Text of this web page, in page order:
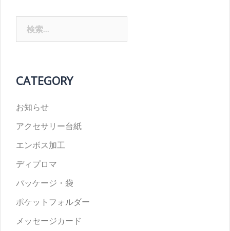
CATEGORY
お知らせ
アクセサリー台紙
エンボス加工
ディプロマ
パッケージ・袋
ポケットフォルダー
メッセージカード